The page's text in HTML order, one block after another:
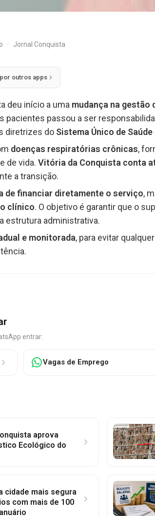
· Jornal Conquista
outros apps
deu início a uma mudança na
pacientes passou a ser
diretrizes do Sistema Único de Saúde
doenças respiratórias crônicas,
de vida. Vitória da Conquista conta
a transição.
de financiar diretamente o serviço,
clínico. O objetivo é garantir que o
estrutura administrativa.
e monitorada, para evitar
entrar:
Vagas de Emprego
aprova
Ecológico do
cidade mais segura
com mais de 100